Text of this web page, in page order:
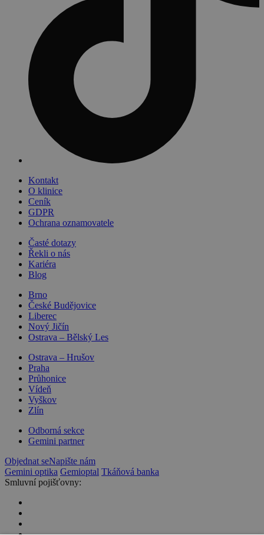
Kontakt
O klinice
Ceník
GDPR
Ochrana oznamovatele
Časté dotazy
Řekli o nás
Kariéra
Blog
Brno
České Budějovice
Liberec
Nový Jičín
Ostrava – Bělský Les
Ostrava – Hrušov
Praha
Průhonice
Vídeň
Vyškov
Zlín
Odborná sekce
Gemini partner
Objednat seNapište nám
Gemini optika Gemioptal Tkáňová banka
Smluvní pojišťovny: